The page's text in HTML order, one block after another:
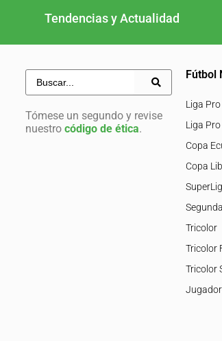
Tendencias y Actualidad
Tómese un segundo y revise
nuestro código de ética.
Fútbol
Liga Pro
Liga Pro
Copa
Copa
Tricolor
Tricolor
Tricolor